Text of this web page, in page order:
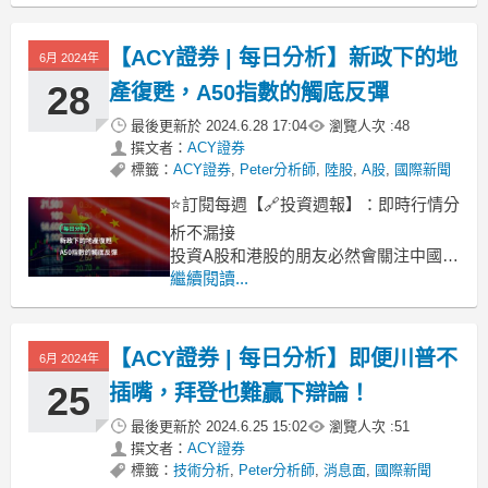
碼的屋頂上，是一名20歲的年輕男性。
槍擊事件成為了所有人討論的焦點，關
鍵是幕後黑手是誰？有人說
6月 2024年
28
【ACY證券 | 每日分析】新政下的地
產復甦，A50指數的觸底反彈
最後更新於 2024.6.28 17:04 瀏覽人次 :48
撰文者： ACY證券
標籤： ACY證券, Peter分析師, 陸股, A股, 國際新聞
⭐訂閱每週【🔗投資週報】：即時行情分
析不漏接
投資A股和港股的朋友必然會關注中國房
地產的表現，尤其在5月中旬的新政發佈
反彈。
中國大陸房價月增長率
然而不巧的是，6月中旬發佈的房產數據
並沒有反映房市的回暖。畢竟新
繼續閱讀...
6月 2024年
25
【ACY證券 | 每日分析】即便川普不
插嘴，拜登也難贏下辯論！
最後更新於 2024.6.25 15:02 瀏覽人次 :51
撰文者： ACY證券
標籤： 技術分析, Peter分析師, 消息面, 國際新聞